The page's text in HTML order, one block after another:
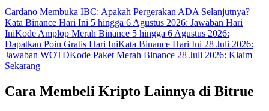
Cardano Membuka IBC: Apakah Pergerakan ADA Selanjutnya?
Kata Binance Hari Ini 5 hingga 6 Agustus 2026: Jawaban Hari
IniKode Amplop Merah Binance 5 hingga 6 Agustus 2026:
Dapatkan Poin Gratis Hari IniKata Binance Hari Ini 28 Juli 2026:
Jawaban WOTDKode Paket Merah Binance 28 Juli 2026: Klaim
Sekarang
Cara Membeli Kripto Lainnya di Bitrue